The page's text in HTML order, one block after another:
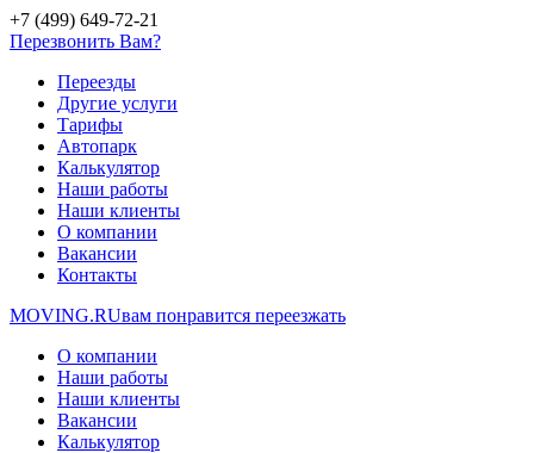
+7 (499) 649-72-21
Перезвонить Вам?
Переезды
Другие услуги
Тарифы
Автопарк
Калькулятор
Наши работы
Наши клиенты
О компании
Вакансии
Контакты
MOVING.RUвам понравится переезжать
О компании
Наши работы
Наши клиенты
Вакансии
Калькулятор